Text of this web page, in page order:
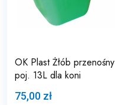
OK Plast Żłób przenośny
poj. 13L dla koni
75,00 zł